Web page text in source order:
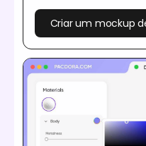
Criar um mockup